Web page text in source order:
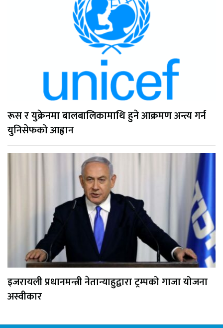
रूस र युक्रेनमा बालबालिकामाथि हुने आक्रमण अन्त्य गर्न
युनिसेफको आह्वान
इजरायली प्रधानमन्त्री नेतान्याहुद्वारा ट्रम्पको गाजा योजना
अस्वीकार